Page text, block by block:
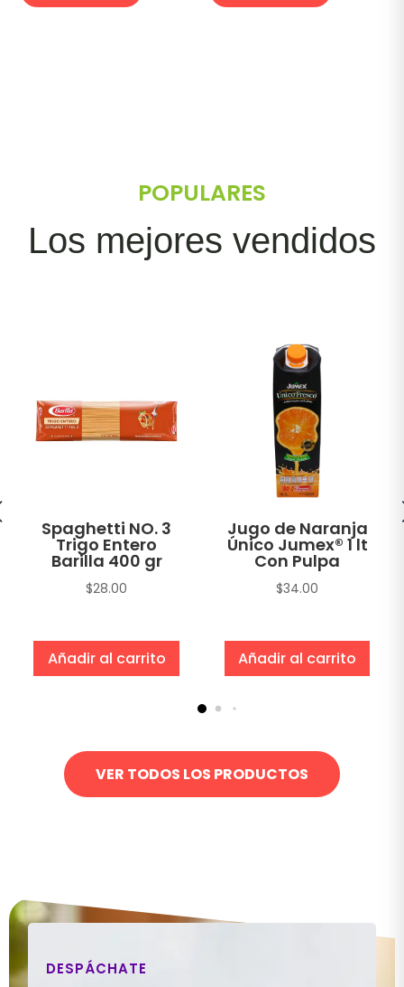
POPULARES
Los mejores vendidos
Spaghetti NO. 3
Trigo Entero
Barilla 400 gr
$28.00
Añadir al carrito
Jugo de Naranja
Único Jumex® 1 lt
Con Pulpa
$34.00
Añadir al carrito
VER TODOS LOS PRODUCTOS
DESPÁCHATE